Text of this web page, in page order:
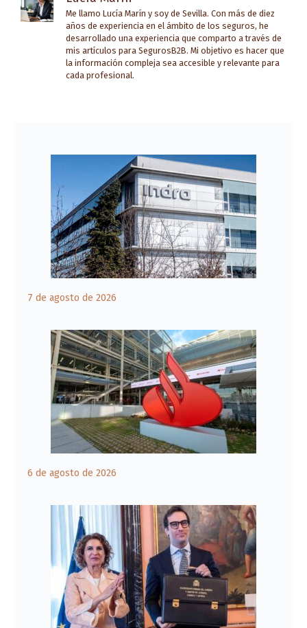
Me llamo Lucía Marín y soy de Sevilla. Con más de diez
años de experiencia en el ámbito de los seguros, he
desarrollado una experiencia que comparto a través de
mis artículos para SegurosB2B. Mi objetivo es hacer que
la información compleja sea accesible y relevante para
cada profesional.
7 de agosto de 2026
6 de agosto de 2026